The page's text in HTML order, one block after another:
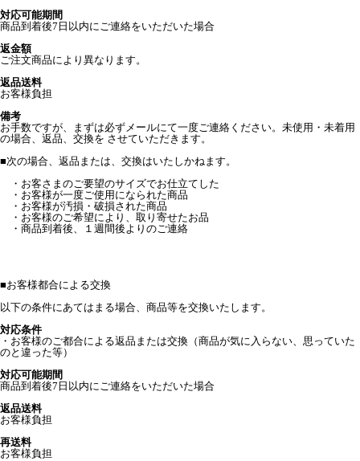
対応可能期間
商品到着後7日以内にご連絡をいただいた場合
返金額
ご注文商品により異なります。
返品送料
お客様負担
備考
お手数ですが、まずは必ずメールにて一度ご連絡ください。未使用・未着用
の場合、返品、交換を させていただきます。
■次の場合、返品または、交換はいたしかねます。
・お客さまのご要望のサイズでお仕立てした
・お客様が一度ご使用になられた商品
・お客様が汚損・破損された商品
・お客様のご希望により、取り寄せたお品
・商品到着後、１週間後よりのご連絡
■お客様都合による交換
以下の条件にあてはまる場合、商品等を交換いたします。
対応条件
・お客様のご都合による返品または交換（商品が気に入らない、思っていた
のと違った等）
対応可能期間
商品到着後7日以内にご連絡をいただいた場合
返品送料
お客様負担
再送料
お客様負担